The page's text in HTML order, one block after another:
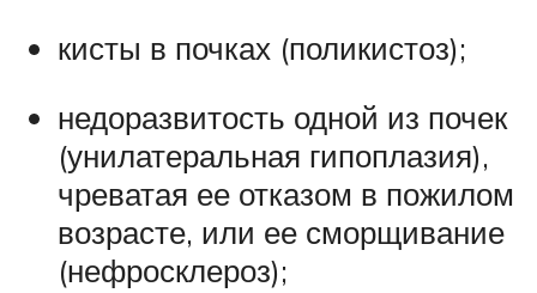
кисты в почках (поликистоз);
недоразвитость одной из почек
(унилатеральная гипоплазия),
чреватая ее отказом в пожилом
возрасте, или ее сморщивание
(нефросклероз);